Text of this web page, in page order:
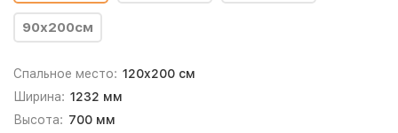
90х200см
Спальное место: 120x200 см
Ширина: 1232 мм
Высота: 700 мм